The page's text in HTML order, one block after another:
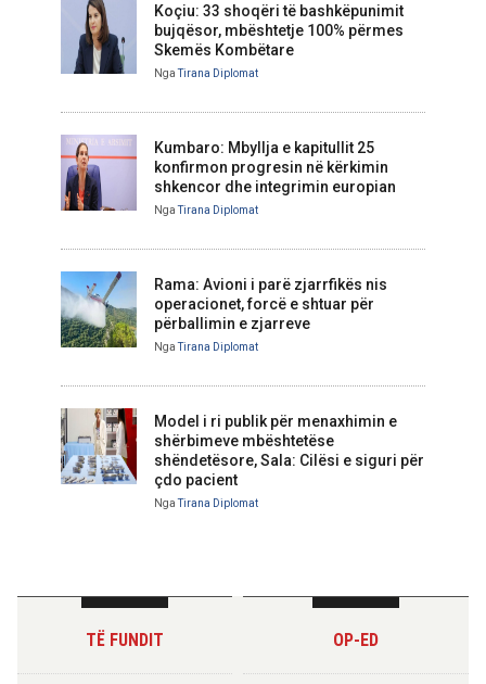
Koçiu: 33 shoqëri të bashkëpunimit
bujqësor, mbështetje 100% përmes
Skemës Kombëtare
NgaTirana Diplomat
Kumbaro: Mbyllja e kapitullit 25
konfirmon progresin në kërkimin
shkencor dhe integrimin europian
NgaTirana Diplomat
Rama: Avioni i parë zjarrfikës nis
operacionet, forcë e shtuar për
përballimin e zjarreve
NgaTirana Diplomat
Model i ri publik për menaxhimin e
shërbimeve mbështetëse
shëndetësore, Sala: Cilësi e siguri për
çdo pacient
NgaTirana Diplomat
TË FUNDIT OP-ED